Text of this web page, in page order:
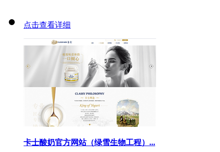
点击查看详细
卡士酸奶官方网站（绿雪生物工程）...